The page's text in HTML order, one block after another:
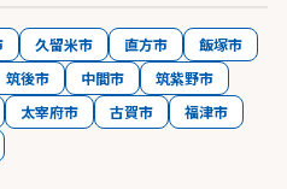
久留米市 直方市
飯塚市
筑後市 中間市
筑紫野市
太宰府市 古賀市
福津市